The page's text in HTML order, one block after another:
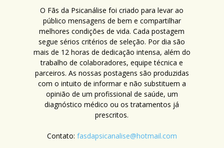
O Fãs da Psicanálise foi criado para levar ao
público mensagens de bem e compartilhar
melhores condições de vida. Cada postagem
segue sérios critérios de seleção. Por dia são
mais de 12 horas de dedicação intensa, além do
trabalho de colaboradores, equipe técnica e
parceiros. As nossas postagens são produzidas
com o intuito de informar e não substituem a
opinião de um profissional de saúde, um
diagnóstico médico ou os tratamentos já
prescritos.
Contato: fasdapsicanalise@hotmail.com